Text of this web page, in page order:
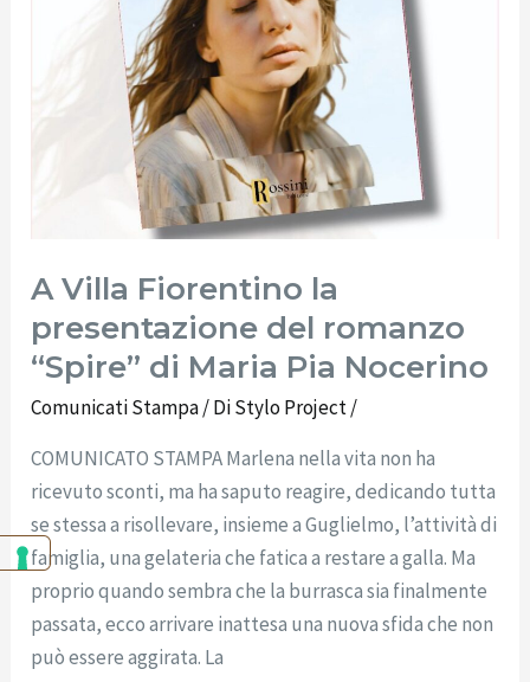
A Villa Fiorentino la
presentazione del romanzo
“Spire” di Maria Pia Nocerino
Comunicati Stampa/ DiStylo Project/
COMUNICATO STAMPA Marlena nella vita non ha
ricevuto sconti, ma ha saputo reagire, dedicando tutta
se stessa a risollevare, insieme a Guglielmo, l’attività di
famiglia, una gelateria che fatica a restare a galla. Ma
proprio quando sembra che la burrasca sia finalmente
passata, ecco arrivare inattesa una nuova sfida che non
può essere aggirata. La